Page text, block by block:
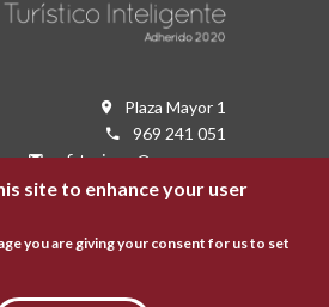
Plaza Mayor 1
969 241 051
ofi.turismo@cuenca.es
Oficina de turismo
us on the networks
site to enhance your user
you are giving your consent for us to set